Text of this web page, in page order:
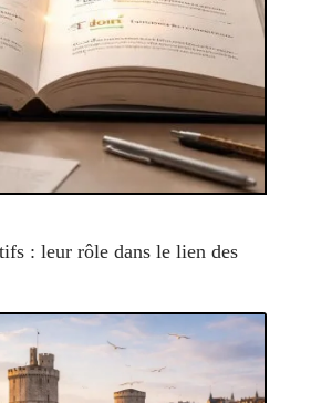
: leur rôle dans le lien des